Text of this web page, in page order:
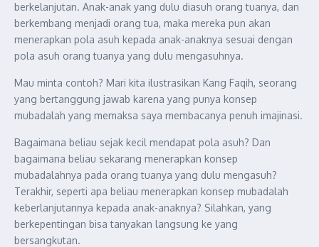
berkelanjutan. Anak-anak yang dulu diasuh orang tuanya, dan
berkembang menjadi orang tua, maka mereka pun akan
menerapkan pola asuh kepada anak-anaknya sesuai dengan
pola asuh orang tuanya yang dulu mengasuhnya.
Mau minta contoh? Mari kita ilustrasikan Kang Faqih, seorang
yang bertanggung jawab karena yang punya konsep
mubadalah yang memaksa saya membacanya penuh imajinasi.
Bagaimana beliau sejak kecil mendapat pola asuh? Dan
bagaimana beliau sekarang menerapkan konsep
mubadalahnya pada orang tuanya yang dulu mengasuh?
Terakhir, seperti apa beliau menerapkan konsep mubadalah
keberlanjutannya kepada anak-anaknya? Silahkan, yang
berkepentingan bisa tanyakan langsung ke yang
bersangkutan.